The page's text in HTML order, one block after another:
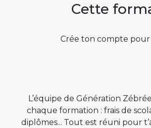
Cette
Crée ton compte
L’équipe de Génération
chaque formation : frais de
diplômes... Tout est réuni pour